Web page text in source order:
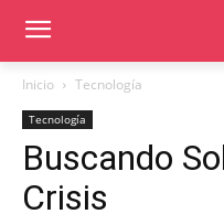
Inicio Tecnología
Tecnología
Buscando
Crisis